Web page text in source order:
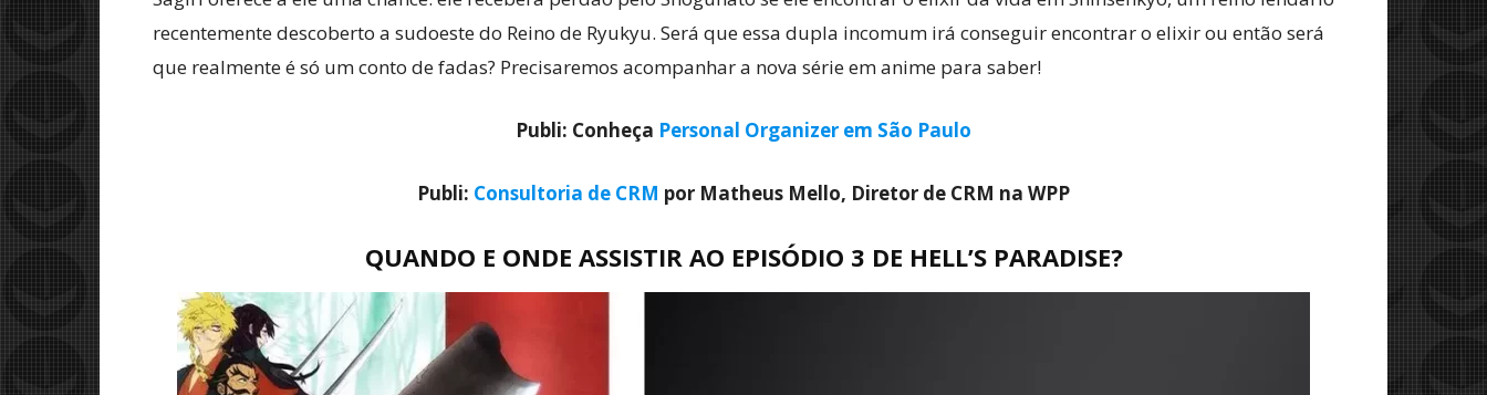
recentemente descoberto a sudoeste do Reino de Ryukyu. Será que essa dupla incomum irá conseguir encontrar o elixir ou então será
que realmente é só um conto de fadas? Precisaremos acompanhar a nova série em anime para saber!
Publi: Conheça Personal Organizer em São Paulo
Publi: Consultoria de CRM por Matheus Mello, Diretor de CRM na WPP
QUANDO E ONDE ASSISTIR AO EPISÓDIO 3 DE HELL’S PARADISE?